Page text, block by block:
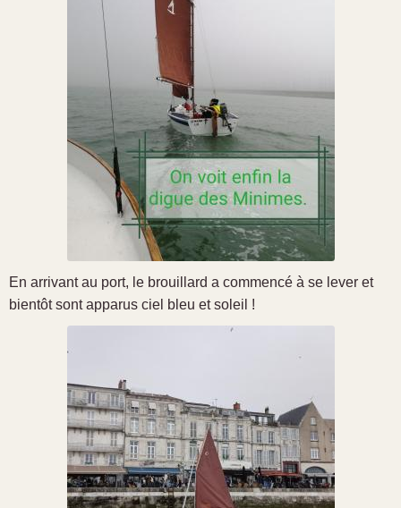
En arrivant au port, le brouillard a commencé à se lever et
bientôt sont apparus ciel bleu et soleil !